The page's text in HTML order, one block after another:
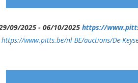
09/2025 - 06/10/2025 https://
https://www.pitts.be/nl-BE/auctions/De-